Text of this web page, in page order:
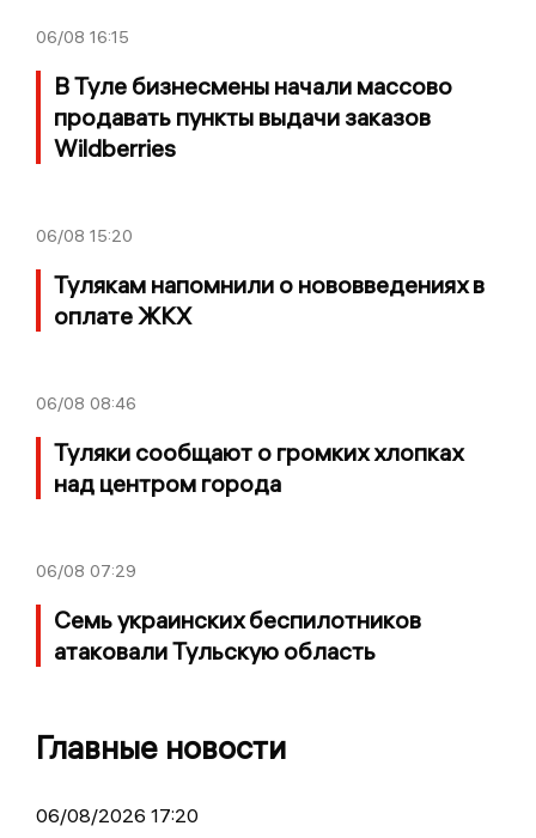
06/08 16:15
В Туле бизнесмены начали массово
продавать пункты выдачи заказов
Wildberries
06/08 15:20
Тулякам напомнили о нововведениях в
оплате ЖКХ
06/08 08:46
Туляки сообщают о громких хлопках
над центром города
06/08 07:29
Семь украинских беспилотников
атаковали Тульскую область
Главные новости
06/08/2026 17:20